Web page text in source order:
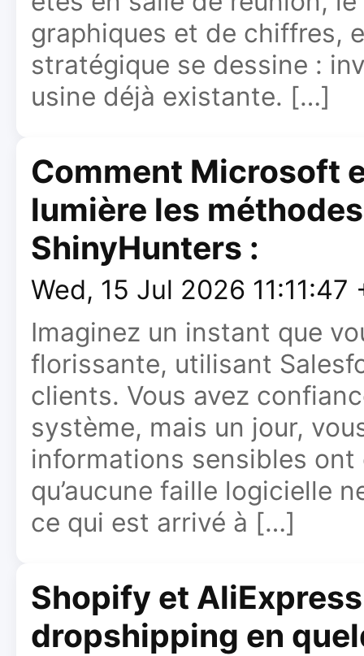
graphiques et de chiffres,
stratégique se dessine :
usine déjà existante. […]
Comment Microsoft
lumière les
ShinyHunters :
Wed, 15 Jul 2026 11:11:47
Imaginez un instant que
florissante, utilisant
clients. Vous avez
système, mais un jour,
informations sensibles
qu’aucune faille logicielle
ce qui est arrivé à […]
Shopify et
dropshipping en